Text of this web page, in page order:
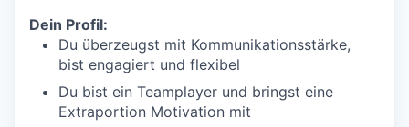
Dein Profil:
Du überzeugst mit Kommunikationsstärke,
bist engagiert und flexibel
Du bist ein Teamplayer und bringst eine
Extraportion Motivation mit